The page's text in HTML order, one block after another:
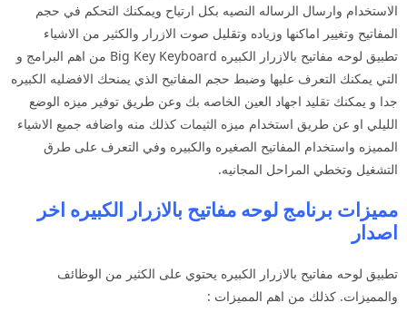
الاستخدام وارسال الرساله النصيه بكل ارتياح ويمكنك التحكم في حجم
المفاتيح وتغيير اماكنها وزياده وتقليل صوت الازرار والكثير من الاشياء
تطبيق لوحه مفاتيح بالازرار الكبيره Big Key Keyboard من اهم البرامج و
التي يمكنك التعرف عليها وضبط حجم المفاتيح الذي يمنحك الافضليه الكبيره
جدا و يمكنك تقليد اجهاد العين الخاصه بك وعن طريق توفير ميزه الوضع
الليلي او عن طريق استخدام ميزه الثيمات كذلك منه واضافه جميع الاشياء
المميزه واستخدام المفاتيح الصغيره والكبيره وفي التعرف على طرق
التشغيل وتخطي المراحل المجانيه.
مميزات برنامج لوحه مفاتيح بالازرار الكبيره اخر
اصدار
تطبيق لوحه مفاتيح بالازرار الكبيره يحتوي على الكثير من الوظائف
والمميزات. كذلك من اهم المميزات :